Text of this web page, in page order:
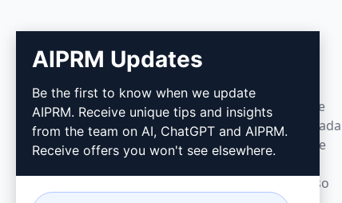
AIPRM
O AIPRM é uma ferramenta de gerenciamento de
prompts e uma biblioteca de prompts impulsionada
pela comunidade. Conclua em minutos tarefas de
marketing, vendas, operações, produtividade e
suporte ao cliente com prompts prontos para uso
AIPRM Updates
Be the first to know when we update
AIPRM. Receive unique tips and insights
from the team on AI, ChatGPT and AIPRM.
Receive offers you won't see elsewhere.